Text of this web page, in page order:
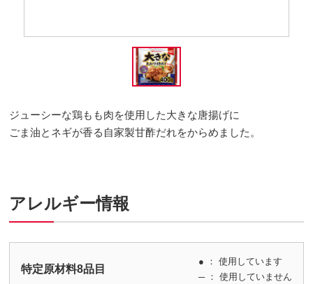
ジューシーな鶏もも肉を使用した大きな唐揚げに
ごま油とネギが香る自家製甘酢だれをからめました。
アレルギー情報
特定原材料8品目
● ： 使用しています
─ ： 使用していません